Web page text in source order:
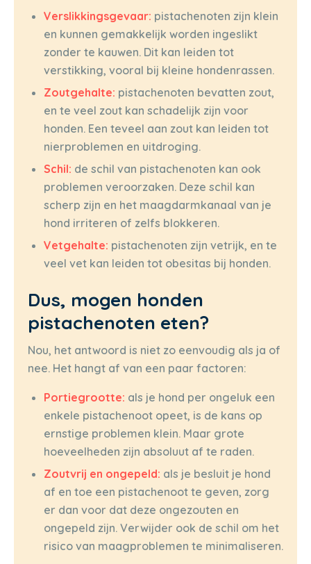
Verslikkingsgevaar: pistachenoten zijn klein
en kunnen gemakkelijk worden ingeslikt
zonder te kauwen. Dit kan leiden tot
verstikking, vooral bij kleine hondenrassen.
Zoutgehalte: pistachenoten bevatten zout,
en te veel zout kan schadelijk zijn voor
honden. Een teveel aan zout kan leiden tot
nierproblemen en uitdroging.
Schil: de schil van pistachenoten kan ook
problemen veroorzaken. Deze schil kan
scherp zijn en het maagdarmkanaal van je
hond irriteren of zelfs blokkeren.
Vetgehalte: pistachenoten zijn vetrijk, en te
veel vet kan leiden tot obesitas bij honden.
Dus, mogen honden
pistachenoten eten?
Nou, het antwoord is niet zo eenvoudig als ja of
nee. Het hangt af van een paar factoren:
Portiegrootte: als je hond per ongeluk een
enkele pistachenoot opeet, is de kans op
ernstige problemen klein. Maar grote
hoeveelheden zijn absoluut af te raden.
Zoutvrij en ongepeld: als je besluit je hond
af en toe een pistachenoot te geven, zorg
er dan voor dat deze ongezouten en
ongepeld zijn. Verwijder ook de schil om het
risico van maagproblemen te minimaliseren.